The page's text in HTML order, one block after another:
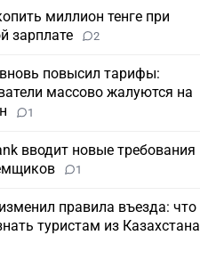
миллион тенге при
зарплате
2
повысил тарифы:
массово жалуются на
1
вводит новые требования
1
правила въезда: что
туристам из Казахстана